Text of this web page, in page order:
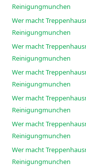
Reinigungmunchen
Wer macht
Reinigungmunchen
Wer macht
Reinigungmunchen
Wer macht
Reinigungmunchen
Wer macht
Reinigungmunchen
Wer macht
Reinigungmunchen
Wer macht
Reinigungmunchen